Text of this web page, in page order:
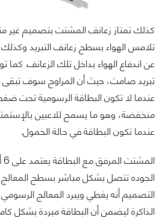
كذلك تمتاز زعانف المشتت بتصميم غير
تلامس الهواء بسطح زعانف التبريد
تبريد صامت، حيث أن المراوح سوف
عندما لا تكون البطاقة الرسومية تحت
منخفضة، وهو ما يسمح للاعبين
عندما تكون البطاقة في حالة الخمول.
الجوده تتصل بشكل مباشر بسطح المعالج
التصميم أنه يغطي ويبرد المعالج
الذاكرة ليضمن أن البطاقة مبردة بشكل